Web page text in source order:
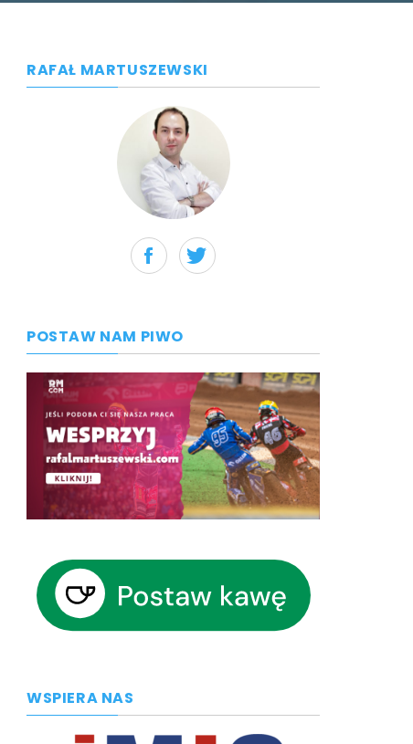
RAFAŁ MARTUSZEWSKI
POSTAW NAM PIWO
WSPIERA NAS